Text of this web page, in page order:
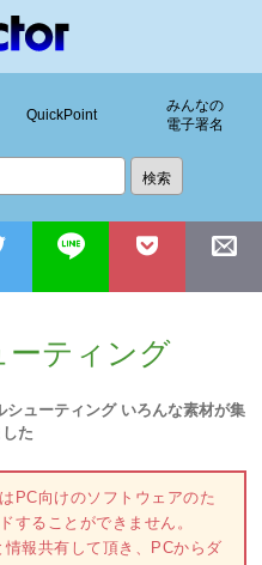
QuickPoint
みんなの
電子署名
ーティング
ューティング いろんな素材が集
た
PC向けのソフトウェアのた
することができません。
報共有して頂き、PCからダ